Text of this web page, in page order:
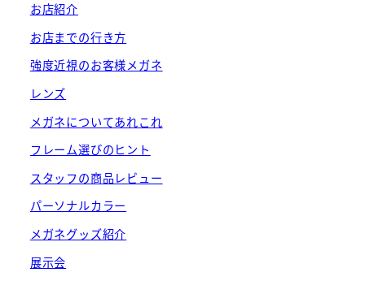
お店紹介
お店までの行き方
強度近視のお客様メガネ
レンズ
メガネについてあれこれ
フレーム選びのヒント
スタッフの商品レビュー
パーソナルカラー
メガネグッズ紹介
展示会